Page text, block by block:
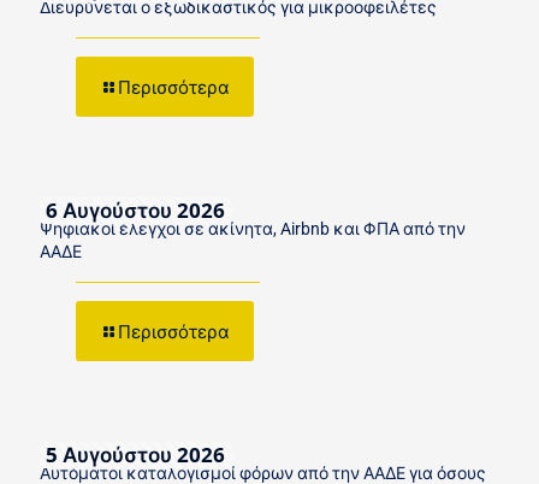
Διευρύνεται ο εξωδικαστικός για μικροοφειλέτες
Περισσότερα
6 Αυγούστου 2026
Ψηφιακοί έλεγχοι σε ακίνητα, Airbnb και ΦΠΑ από την
ΑΑΔΕ
Περισσότερα
5 Αυγούστου 2026
Αυτόματοι καταλογισμοί φόρων από την ΑΑΔΕ για όσους